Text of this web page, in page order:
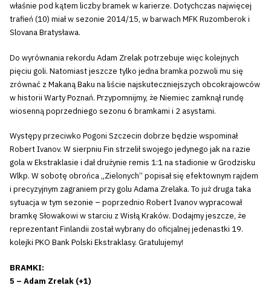
właśnie pod kątem liczby bramek w karierze. Dotychczas najwięcej
trafień (10) miał w sezonie 2014/15, w barwach MFK Ruzomberok i
Slovana Bratysława.
Do wyrównania rekordu Adam Zrelak potrzebuje więc kolejnych
pięciu goli. Natomiast jeszcze tylko jedna bramka pozwoli mu się
zrównać z Makaną Baku na liście najskuteczniejszych obcokrajowców
w historii Warty Poznań. Przypomnijmy, że Niemiec zamknął rundę
wiosenną poprzedniego sezonu 6 bramkami i 2 asystami.
Występy przeciwko Pogoni Szczecin dobrze będzie wspominał
Robert Ivanov. W sierpniu Fin strzelił swojego jedynego jak na razie
gola w Ekstraklasie i dał drużynie remis 1:1 na stadionie w Grodzisku
Wlkp. W sobotę obrońca „Zielonych” popisał się efektownym rajdem
i precyzyjnym zagraniem przy golu Adama Zrelaka. To już druga taka
sytuacja w tym sezonie – poprzednio Robert Ivanov wypracował
bramkę Słowakowi w starciu z Wisłą Kraków. Dodajmy jeszcze, że
reprezentant Finlandii został wybrany do oficjalnej jedenastki 19.
kolejki PKO Bank Polski Ekstraklasy. Gratulujemy!
BRAMKI:
5 – Adam Zrelak (+1)